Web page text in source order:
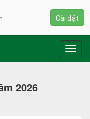
2026
Cài đặt